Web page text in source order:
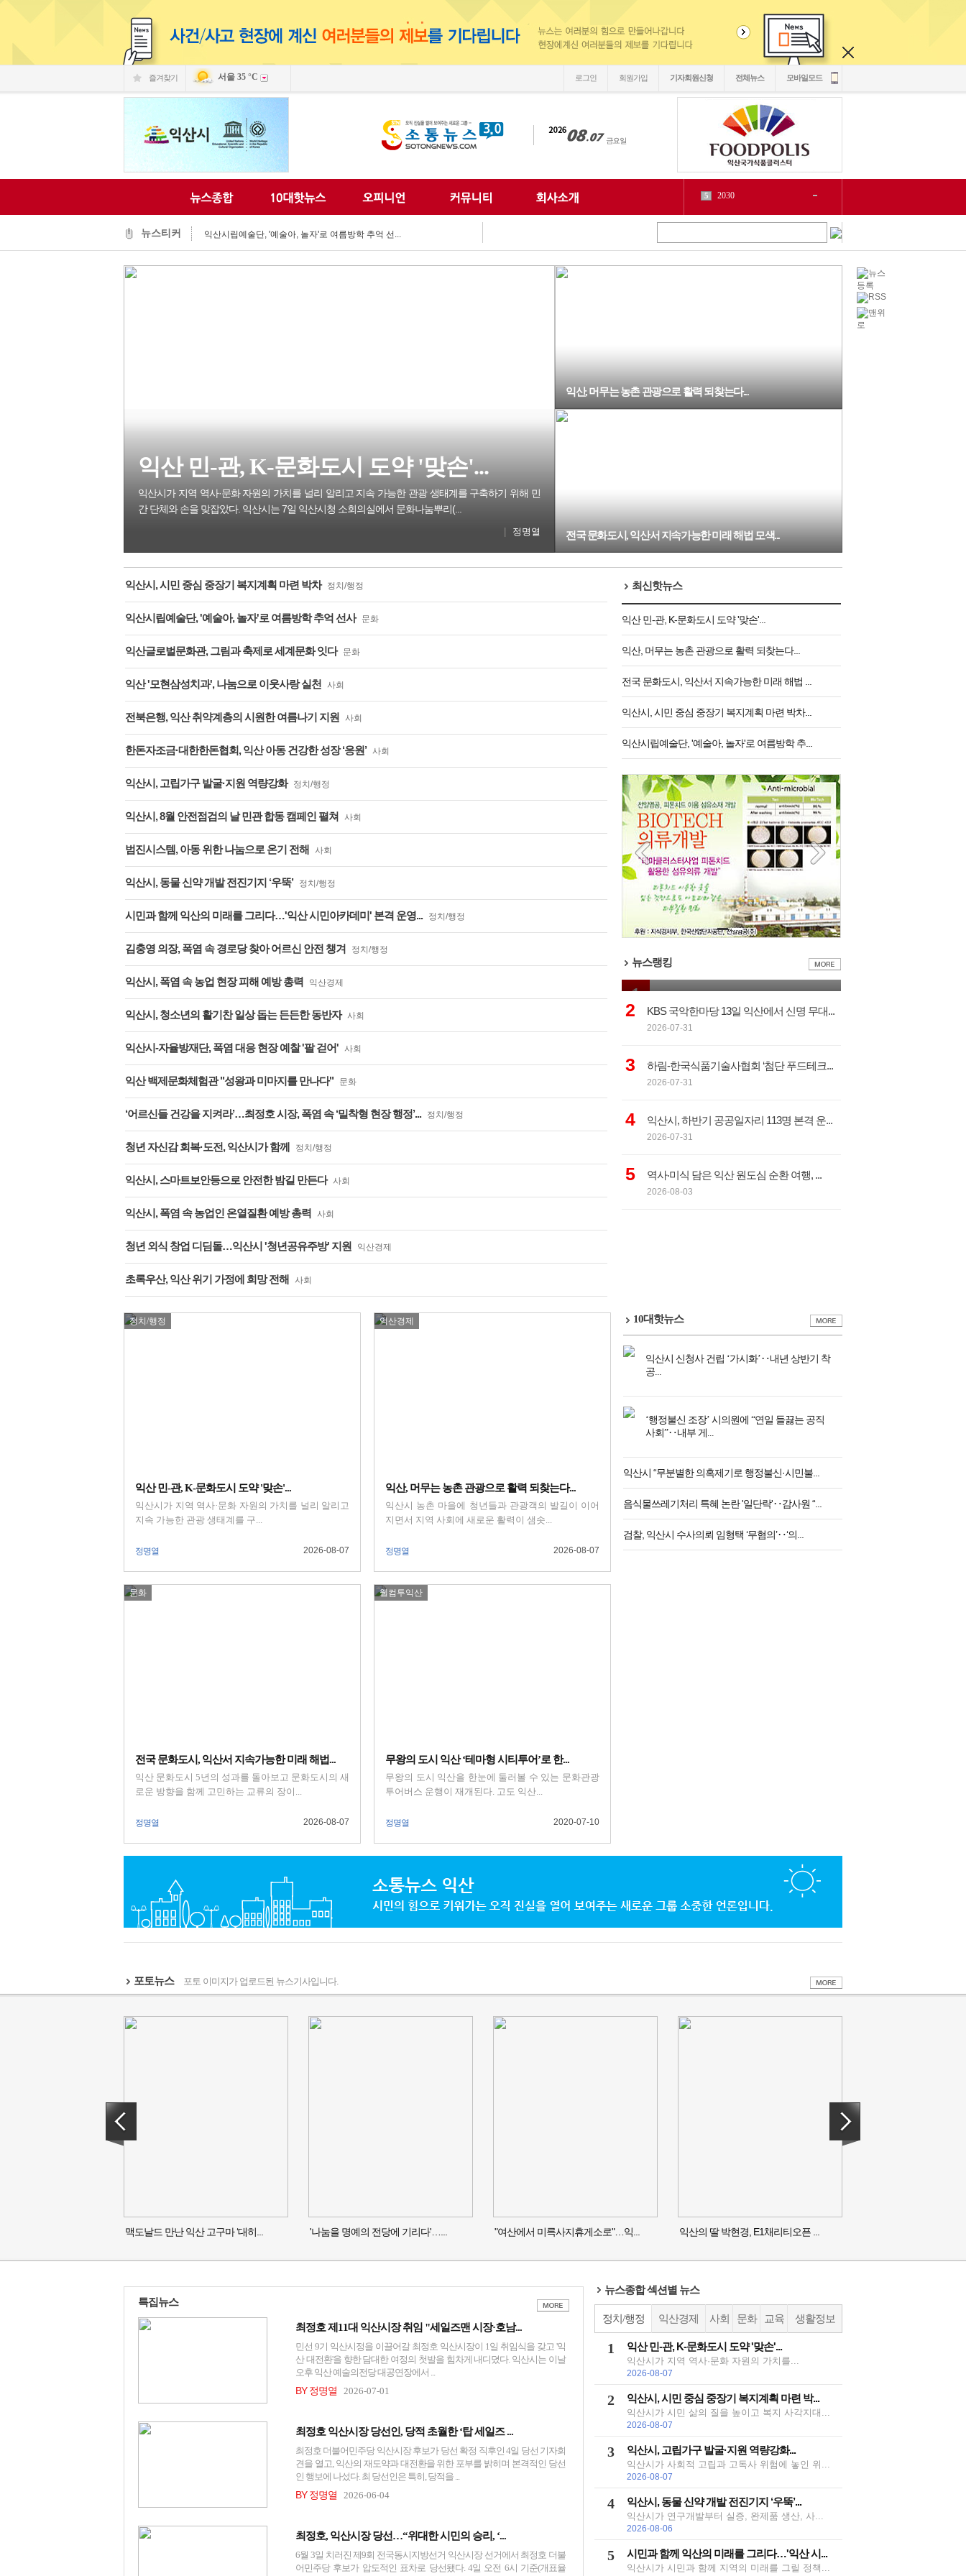
즐겨찾기 서울 35 °C 로그인 회원가입 기자회원신청 전체뉴스 모바일모드
6 1
2
8
泥
5
9
二쇱감
2
뉴스티커
익산, 머무는 농촌 관광으로 활력 되찾는다...
전국 문화도시, 익산서 지속가능한 미래 해법 모색...
익산시립예술단, '예술아, 놀자'로 여름방학 추억 선...
익산시, 고립가구 발굴·지원 역량강화...
익산 민-관, K-문화도시 도약 '맞손'...
익산시가 지역 역사·문화 자원의 가치를 널리 알리고 지속 가능한 관광 생태계를 구축하기 위해 민
간 단체와 손을 맞잡았다. 익산시는 7일 익산시청 소회의실에서 문화나눔뿌리(...
정명열
익산, 머무는 농촌 관광으로 활력 되찾는다...
전국 문화도시, 익산서 지속가능한 미래 해법 모색...
익산시, 시민 중심 중장기 복지계획 마련 박차 정치/행정
익산시립예술단, '예술아, 놀자'로 여름방학 추억 선사 문화
익산글로벌문화관, 그림과 축제로 세계문화 잇다 문화
익산 '모현삼성치과', 나눔으로 이웃사랑 실천 사회
전북은행, 익산 취약계층의 시원한 여름나기 지원 사회
한돈자조금·대한한돈협회, 익산 아동 건강한 성장 ‘응원’ 사회
익산시, 고립가구 발굴·지원 역량강화 정치/행정
익산시, 8월 안전점검의 날 민관 합동 캠페인 펼쳐 사회
범진시스템, 아동 위한 나눔으로 온기 전해 사회
익산시, 동물 신약 개발 전진기지 ‘우뚝’ 정치/행정
시민과 함께 익산의 미래를 그리다…'익산 시민아카데미' 본격 운영... 정치/행정
김충영 의장, 폭염 속 경로당 찾아 어르신 안전 챙겨 정치/행정
익산시, 폭염 속 농업 현장 피해 예방 총력 익산경제
익산시, 청소년의 활기찬 일상 돕는 든든한 동반자 사회
익산시-자율방재단, 폭염 대응 현장 예찰 '팔 걷어' 사회
익산 백제문화체험관 "성왕과 미마지를 만나다" 문화
‘어르신들 건강을 지켜라’…최정호 시장, 폭염 속 ‘밀착형 현장 행정’... 정치/행정
청년 자신감 회복·도전, 익산시가 함께 정치/행정
익산시, 스마트보안등으로 안전한 밤길 만든다 사회
익산시, 폭염 속 농업인 온열질환 예방 총력 사회
청년 외식 창업 디딤돌…익산시 '청년공유주방' 지원 익산경제
초록우산, 익산 위기 가정에 희망 전해 사회
최신핫뉴스
익산 민-관, K-문화도시 도약 '맞손'...
익산, 머무는 농촌 관광으로 활력 되찾는다...
전국 문화도시, 익산서 지속가능한 미래 해법 ...
익산시, 시민 중심 중장기 복지계획 마련 박차...
익산시립예술단, '예술아, 놀자'로 여름방학 추...
뉴스랭킹
1
농산물 부가가치 높인다…익산시, 우리쌀 ...
2 KBS 국악한마당 13일 익산에서 신명 무대...
2026-07-31
3 하림-한국식품기술사협회 ‘첨단 푸드테크...
2026-07-31
4 익산시, 하반기 공공일자리 113명 본격 운...
2026-07-31
5 역사‧미식 담은 익산 원도심 순환 여행, ...
2026-08-03
정치/행정
익산 민-관, K-문화도시 도약 '맞손'...
익산시가 지역 역사·문화 자원의 가치를 널리 알리고
지속 가능한 관광 생태계를 구...
정명열 2026-08-07
익산경제
익산, 머무는 농촌 관광으로 활력 되찾는다...
익산시 농촌 마을에 청년들과 관광객의 발길이 이어
지면서 지역 사회에 새로운 활력이 샘솟...
정명열 2026-08-07
문화
전국 문화도시, 익산서 지속가능한 미래 해법...
익산 문화도시 5년의 성과를 돌아보고 문화도시의 새
로운 방향을 함께 고민하는 교류의 장이...
정명열 2026-08-07
웰컴투익산
무왕의 도시 익산 ‘테마형 시티투어’로 한...
무왕의 도시 익산을 한눈에 둘러볼 수 있는 문화관광
투어버스 운행이 재개된다. 고도 익산...
정명열 2020-07-10
10대핫뉴스
익산시 신청사 건립 ‘가시화’‥내년 상반기 착
공...
‘행정불신 조장’ 시의원에 “연일 들끓는 공직
사회”‥내부 게...
익산시 “무분별한 의혹제기로 행정불신·시민불...
음식물쓰레기처리 특혜 논란 '일단락'‥감사원 “...
검찰, 익산시 수사의뢰 임형택 ‘무혐의’‥‘의...
포토뉴스 포토 이미지가 업로드된 뉴스기사입니다.
맥도날드 만난 익산 고구마 ‘대히... '나눔을 명예의 전당에 기리다'…... "여산에서 미륵사지휴게소로"…익... 익산의 딸 박현경, E1채리티오픈 ...
특집뉴스
최정호 제11대 익산시장 취임 "세일즈맨 시장·호남...
민선 9기 익산시정을 이끌어갈 최정호 익산시장이 1일 취임식을 갖고 '익
산 대전환'을 향한 담대한 여정의 첫발을 힘차게 내디뎠다. 익산시는 이날
오후 익산 예술의전당 대공연장에서 ...
BY 정명열 2026-07-01
최정호 익산시장 당선인, 당적 초월한 ‘탑 세일즈 ...
최정호 더불어민주당 익산시장 후보가 당선 확정 직후인 4일 당선 기자회
견을 열고, 익산의 재도약과 대전환을 위한 포부를 밝히며 본격적인 당선
인 행보에 나섰다. 최 당선인은 특히, 당적을 ...
BY 정명열 2026-06-04
최정호, 익산시장 당선…“위대한 시민의 승리, ‘...
6월 3일 치러진 제9회 전국동시지방선거 익산시장 선거에서 최정호 더불
어민주당 후보가 압도적인 표차로 당선됐다. 4일 오전 6시 기준(개표율
뉴스종합 섹션별 뉴스
정치/행정 익산경제 사회 문화 교육 생활정보
1 익산 민-관, K-문화도시 도약 '맞손'...
익산시가 지역 역사·문화 자원의 가치를...
2026-08-07
2 익산시, 시민 중심 중장기 복지계획 마련 박...
익산시가 시민 삶의 질을 높이고 복지 사각지대...
2026-08-07
3 익산시, 고립가구 발굴·지원 역량강화...
익산시가 사회적 고립과 고독사 위험에 놓인 위...
2026-08-07
4 익산시, 동물 신약 개발 전진기지 ‘우뚝’...
익산시가 연구개발부터 실증, 완제품 생산, 사...
2026-08-06
5 시민과 함께 익산의 미래를 그리다…'익산 시...
익산시가 시민과 함께 지역의 미래를 그릴 정책...